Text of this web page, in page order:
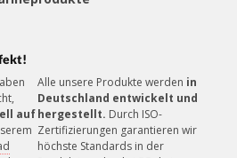
helfen gerne!
auf
Alle unsere Produkte werden in
Deutschland entwickelt und
hergestellt. Durch ISO-
Zertifizierungen garantieren wir
höchste Standards in der